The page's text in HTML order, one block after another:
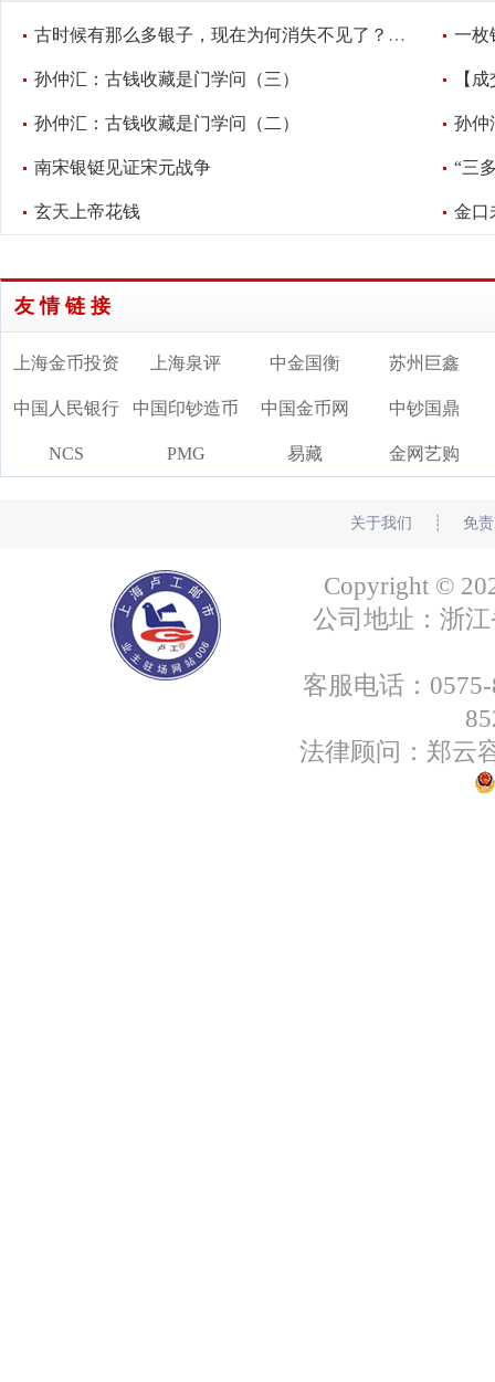
古时候有那么多银子，现在为何消失不见了？考古学家给出答案 一枚
孙仲汇：古钱收藏是门学问（三）
孙仲汇：古钱收藏是门学问（二） 孙仲
南宋银铤见证宋元战争 “三
玄天上帝花钱 金口
友情链接
上海金币投资 上海泉评 中金国衡 苏州巨鑫
中国人民银行 中国印钞造币 中国金币网 中钞国鼎
NCS PMG 易藏 金网艺购
关于我们 ┊ 免
Copyright ©
公司地址：浙
客服电话：
法律顾问：郑云